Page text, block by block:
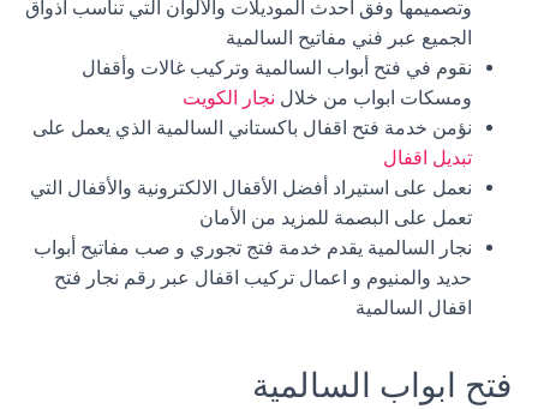
وتصميمها وفق أحدث الموديلات والألوان التي تناسب اذواق
الجميع عبر فني مفاتيح السالمية
نقوم في فتح أبواب السالمية وتركيب غالات وأقفال
ومسكات ابواب من خلال نجار الكويت
نؤمن خدمة فتح اقفال باكستاني السالمية الذي يعمل على
تبديل اقفال
نعمل على استيراد أفضل الأقفال الالكترونية والأقفال التي
تعمل على البصمة للمزيد من الأمان
نجار السالمية يقدم خدمة فتج تجوري و صب مفاتيح أبواب
حديد والمنيوم و اعمال تركيب اقفال عبر رقم نجار فتح
اقفال السالمية
فتح ابواب السالمية